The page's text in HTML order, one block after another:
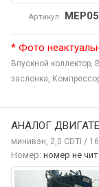
Артикул
* Фото
Впускной коллектор,
заслонка,
АНАЛОГ
минивэн, 2,0 CDTI /
Номер: номер не